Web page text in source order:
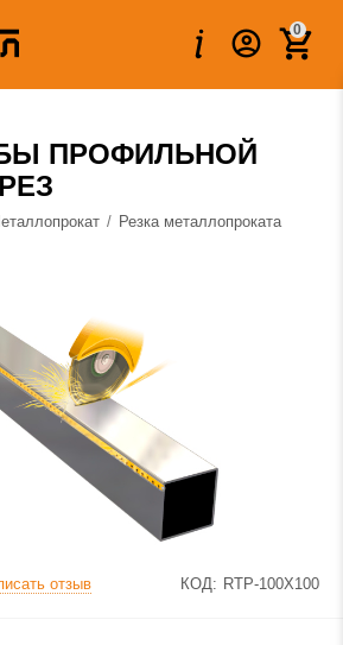
0
ПРОФИЛЬНОЙ
/ Резка металлопроката
отзыв КОД: RTP-100X100